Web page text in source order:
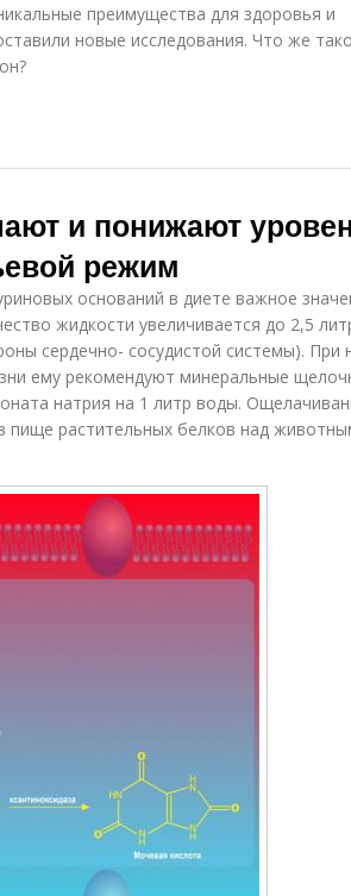
преимущества для здоровья и
новые исследования. Что же
и понижают
режим
оснований в диете важное
жидкости увеличивается до 2,5
сердечно- сосудистой системы). При
ему рекомендуют минеральные
натрия на 1 литр воды.
пище растительных белков над